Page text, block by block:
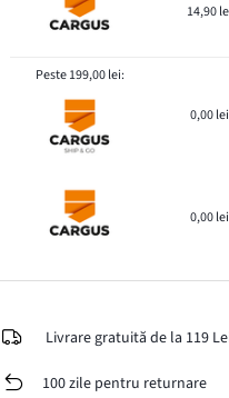
14,90
Peste 199,00 lei:
0,00 lei
0,00 lei
Livrare gratuită de la 119
100 zile pentru returnare